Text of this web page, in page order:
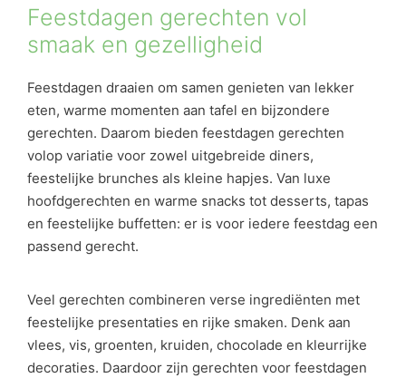
Feestdagen gerechten vol
smaak en gezelligheid
Feestdagen draaien om samen genieten van lekker
eten, warme momenten aan tafel en bijzondere
gerechten. Daarom bieden feestdagen gerechten
volop variatie voor zowel uitgebreide diners,
feestelijke brunches als kleine hapjes. Van luxe
hoofdgerechten en warme snacks tot desserts, tapas
en feestelijke buffetten: er is voor iedere feestdag een
passend gerecht.
Veel gerechten combineren verse ingrediënten met
feestelijke presentaties en rijke smaken. Denk aan
vlees, vis, groenten, kruiden, chocolade en kleurrijke
decoraties. Daardoor zijn gerechten voor feestdagen